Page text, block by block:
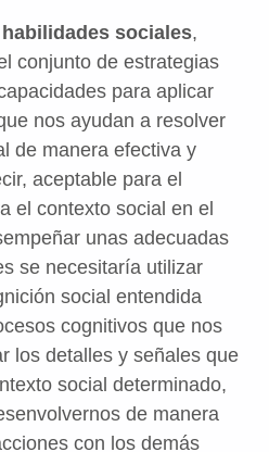
sociales,
conjunto de estrategias
para aplicar
nos ayudan a resolver
de manera efectiva y
aceptable para el
el contexto social en el
unas adecuadas
se necesitaría utilizar
social entendida
cognitivos que nos
los detalles y señales que
social determinado,
de manera
con los demás